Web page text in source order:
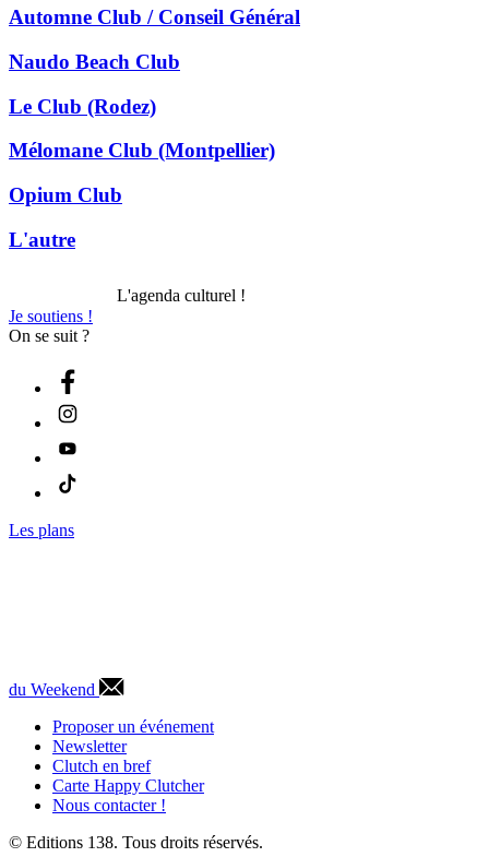
Automne Club / Conseil Général
Naudo Beach Club
Le Club (Rodez)
Mélomane Club (Montpellier)
Opium Club
L'autre
L'agenda culturel !
Je soutiens !
On se suit ?
Les plans
du Weekend
Proposer un événement
Newsletter
Clutch en bref
Carte Happy Clutcher
Nous contacter !
© Editions 138. Tous droits réservés.